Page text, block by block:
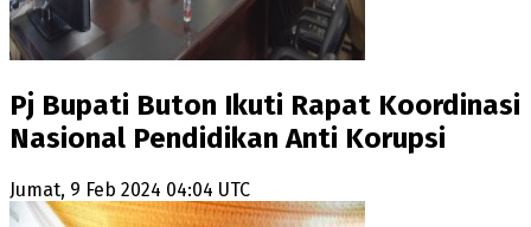
Pj Bupati Buton Ikuti Rapat Koordinasi
Nasional Pendidikan Anti Korupsi
Jumat, 9 Feb 2024 04:04 UTC